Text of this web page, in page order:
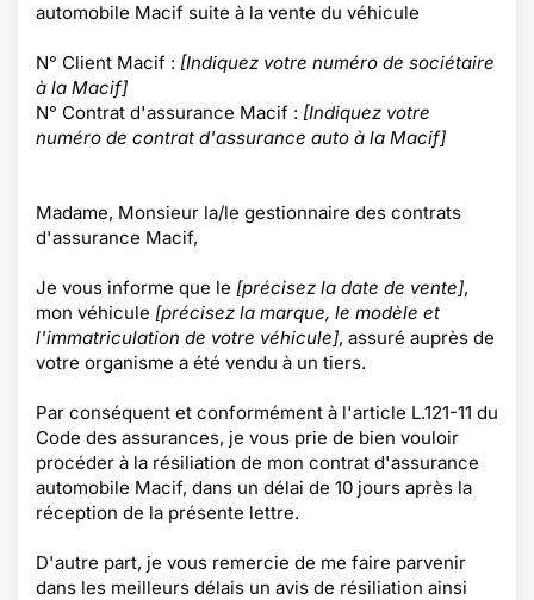
automobile Macif suite à la vente du véhicule
N° Client Macif : [Indiquez votre numéro de sociétaire
à la Macif]
N° Contrat d'assurance Macif : [Indiquez votre
numéro de contrat d'assurance auto à la Macif]
Madame, Monsieur la/le gestionnaire des contrats
d'assurance Macif,
Je vous informe que le [précisez la date de vente],
mon véhicule [précisez la marque, le modèle et
l'immatriculation de votre véhicule], assuré auprès de
votre organisme a été vendu à un tiers.
Par conséquent et conformément à l'article L.121-11 du
Code des assurances, je vous prie de bien vouloir
procéder à la résiliation de mon contrat d'assurance
automobile Macif, dans un délai de 10 jours après la
réception de la présente lettre.
D'autre part, je vous remercie de me faire parvenir
dans les meilleurs délais un avis de résiliation ainsi